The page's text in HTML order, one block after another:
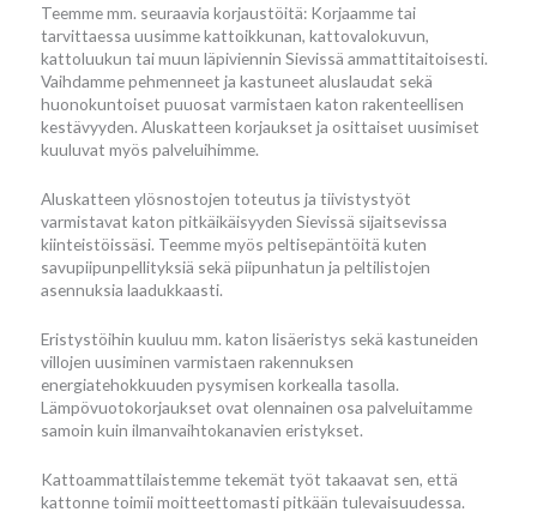
Teemme mm. seuraavia korjaustöitä: Korjaamme tai
tarvittaessa uusimme kattoikkunan, kattovalokuvun,
kattoluukun tai muun läpiviennin Sievissä ammattitaitoisesti.
Vaihdamme pehmenneet ja kastuneet aluslaudat sekä
huonokuntoiset puuosat varmistaen katon rakenteellisen
kestävyyden. Aluskatteen korjaukset ja osittaiset uusimiset
kuuluvat myös palveluihimme.
Aluskatteen ylösnostojen toteutus ja tiivistystyöt
varmistavat katon pitkäikäisyyden Sievissä sijaitsevissa
kiinteistöissäsi. Teemme myös peltisepäntöitä kuten
savupiipunpellityksiä sekä piipunhatun ja peltilistojen
asennuksia laadukkaasti.
Eristystöihin kuuluu mm. katon lisäeristys sekä kastuneiden
villojen uusiminen varmistaen rakennuksen
energiatehokkuuden pysymisen korkealla tasolla.
Lämpövuotokorjaukset ovat olennainen osa palveluitamme
samoin kuin ilmanvaihtokanavien eristykset.
Kattoammattilaistemme tekemät työt takaavat sen, että
kattonne toimii moitteettomasti pitkään tulevaisuudessa.